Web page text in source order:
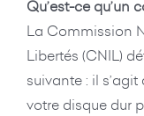
Qu’est-ce qu’un
La Commission
Libertés (CNIL)
suivante : il
votre disque dur